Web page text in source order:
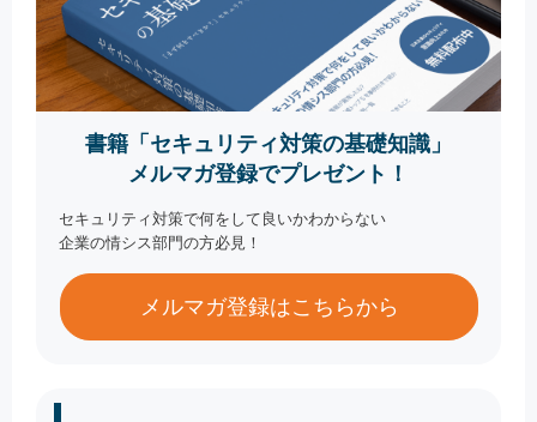
書籍「セキュリティ対策の基礎知識」
メルマガ登録でプレゼント！
セキュリティ対策で何をして良いかわからない
企業の情シス部門の方必見！
メルマガ登録はこちらから